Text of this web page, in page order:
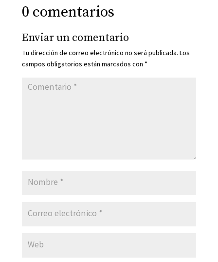
0 comentarios
Enviar un comentario
Tu dirección de correo electrónico no será publicada. Los
campos obligatorios están marcados con *